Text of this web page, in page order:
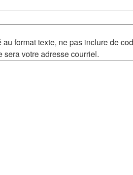
format texte, ne pas inclure de
sera votre adresse courriel.